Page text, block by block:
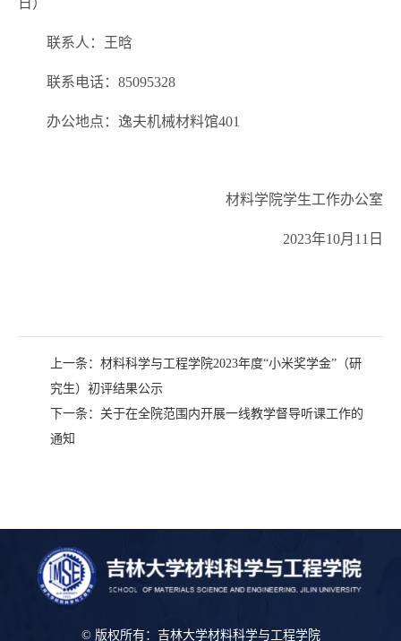
日）
联系人：王晗
联系电话： 85095328
办公地点：逸夫机械材料馆401
材料学院学生工作办公室
2023年10月1 1 日
上一条： 材料科学与工程学院2023年度“小米奖学金”（研
究生）初评结果公示
下一条： 关于在全院范围内开展一线教学督导听课工作的
通知
© 版权所有：吉林大学材料科学与工程学院